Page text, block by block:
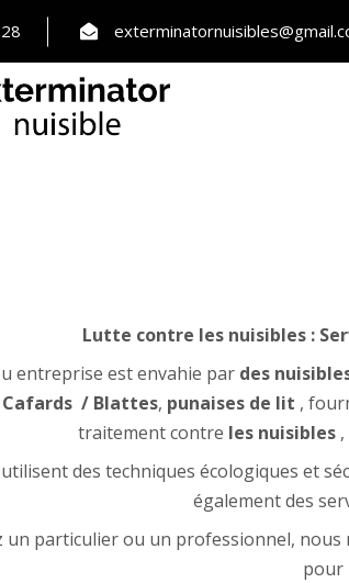
Lutte contre les nuisibles :
entreprise est envahie par des
Cafards / Blattes, punaises de lit ,
traitement contre les nuisibles
des techniques écologiques et
également des
un particulier ou un professionnel,
pour